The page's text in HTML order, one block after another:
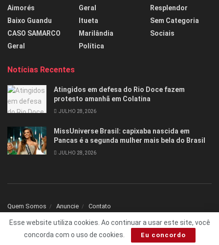
Aimorés
Baixo Guandu
CASO SAMARCO
Geral
Geral
Itueta
Marilândia
Política
Resplendor
Sem Categoria
Sociais
Notícias Recentes
Atingidos em defesa do Rio Doce fazem
protesto amanhã em Colatina
JULHO 28, 2026
MissUniverse Brasil: capixaba nascida em
Pancas é a segunda mulher mais bela do Brasil
JULHO 28, 2026
Quem Somos Anuncie Contato
© 2025 Todos os direitos reservados Folha1 - Desenvolvido por dNNr Dev
Esse website utiliza cookies. Ao continuar a usar este site, você
concorda com o uso de cookies.
Eu concordo